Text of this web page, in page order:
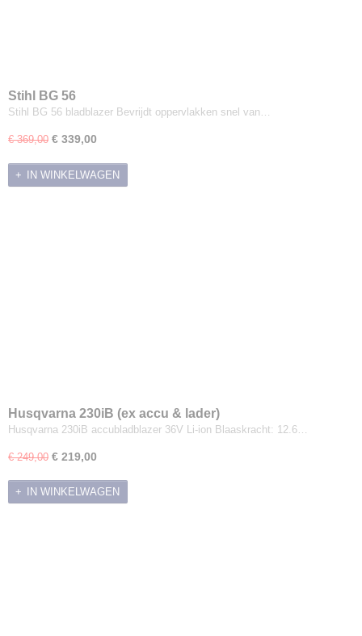
Stihl BG 56
Stihl BG 56 bladblazer Bevrijdt oppervlakken snel van…
€ 369,00 € 339,00
IN WINKELWAGEN
Husqvarna 230iB (ex accu & lader)
Husqvarna 230iB accubladblazer 36V Li-ion Blaaskracht: 12.6…
€ 249,00 € 219,00
IN WINKELWAGEN